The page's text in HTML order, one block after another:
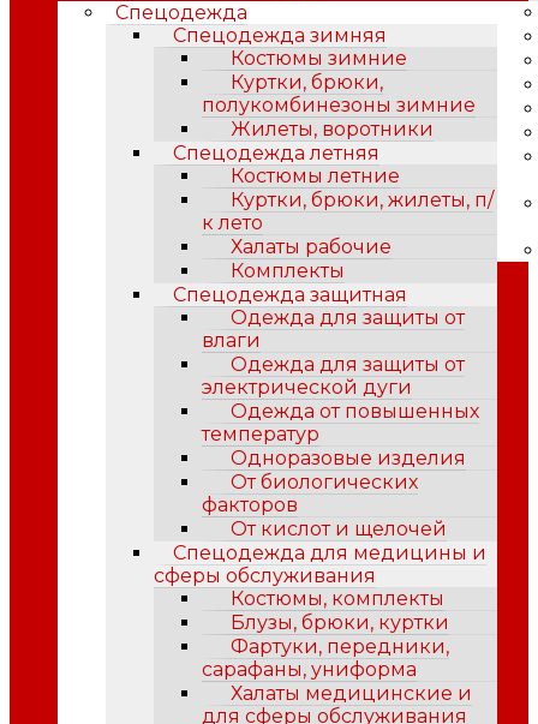
Спецодежда
Спецодежда зимняя
Костюмы зимние
Куртки, брюки,
полукомбинезоны зимние
Жилеты, воротники
Спецодежда летняя
Костюмы летние
Куртки, брюки, жилеты, п/
к лето
Халаты рабочие
Комплекты
Спецодежда защитная
Одежда для защиты от
влаги
Одежда для защиты от
электрической дуги
Одежда от повышенных
температур
Одноразовые изделия
От биологических
факторов
От кислот и щелочей
Спецодежда для медицины и
сферы обслуживания
Костюмы, комплекты
Блузы, брюки, куртки
Фартуки, передники,
сарафаны, униформа
Халаты медицинские и
для сферы обслуживания